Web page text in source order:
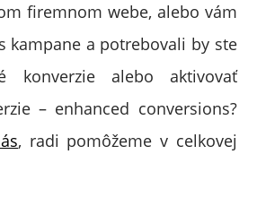
firemnom webe, alebo vám
kampane a potrebovali by ste
konverzie alebo aktivovať
– enhanced conversions?
, radi pomôžeme v celkovej